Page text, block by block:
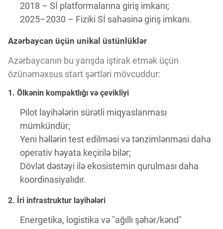
2018 – Sİ platformalarına giriş imkanı;
2025–2030 – Fiziki Sİ sahəsinə giriş imkanı.
Azərbaycan üçün unikal üstünlüklər
Azərbaycanın bu yarışda iştirak etmək üçün
özünəməxsus start şərtləri mövcuddur:
1. Ölkənin kompaktlığı və çevikliyi
Pilot layihələrin sürətli miqyaslanması
mümkündür;
Yeni həllərin test edilməsi və tənzimlənməsi daha
operativ həyata keçirilə bilər;
Dövlət dəstəyi ilə ekosistemin qurulması daha
koordinasiyalıdır.
2. İri infrastruktur layihələri
Energetika, logistika və "ağıllı şəhər/kənd"